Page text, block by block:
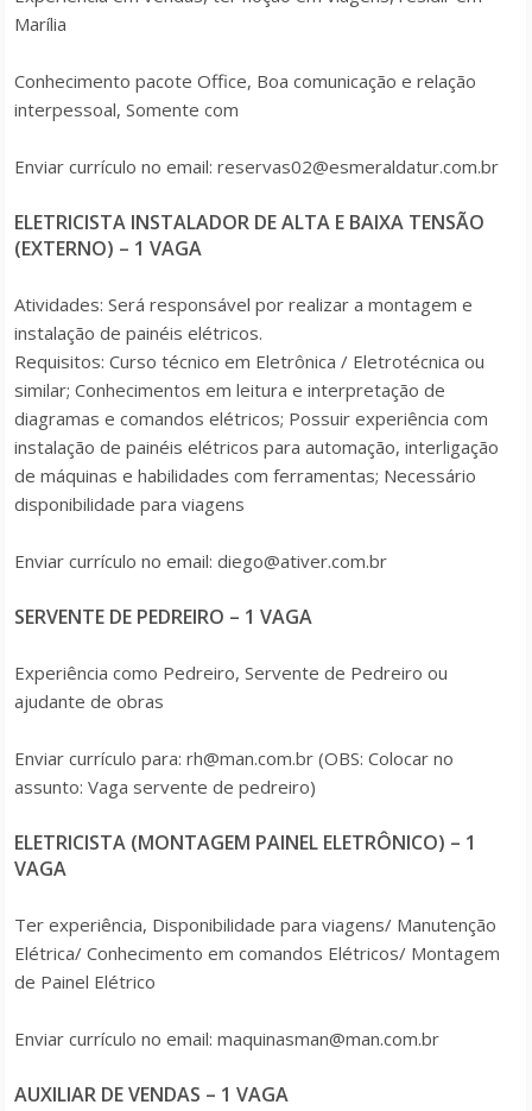
Marília
Conhecimento pacote Office, Boa comunicação e relação
interpessoal, Somente com
Enviar currículo no email: reservas02@esmeraldatur.com.br
ELETRICISTA INSTALADOR DE ALTA E BAIXA TENSÃO
(EXTERNO) – 1 VAGA
Atividades: Será responsável por realizar a montagem e
instalação de painéis elétricos.
Requisitos: Curso técnico em Eletrônica / Eletrotécnica ou
similar; Conhecimentos em leitura e interpretação de
diagramas e comandos elétricos; Possuir experiência com
instalação de painéis elétricos para automação, interligação
de máquinas e habilidades com ferramentas; Necessário
disponibilidade para viagens
Enviar currículo no email: diego@ativer.com.br
SERVENTE DE PEDREIRO – 1 VAGA
Experiência como Pedreiro, Servente de Pedreiro ou
ajudante de obras
Enviar currículo para: rh@man.com.br (OBS: Colocar no
assunto: Vaga servente de pedreiro)
ELETRICISTA (MONTAGEM PAINEL ELETRÔNICO) – 1
VAGA
Ter experiência, Disponibilidade para viagens/ Manutenção
Elétrica/ Conhecimento em comandos Elétricos/ Montagem
de Painel Elétrico
Enviar currículo no email: maquinasman@man.com.br
AUXILIAR DE VENDAS – 1 VAGA